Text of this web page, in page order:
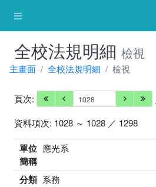
全校法規明細 檢視
主畫面 全校法規明細 檢視
頁次:
資料項次: 1028 ～ 1028 ／ 1298
單位
簡稱
應光系
分類 系務